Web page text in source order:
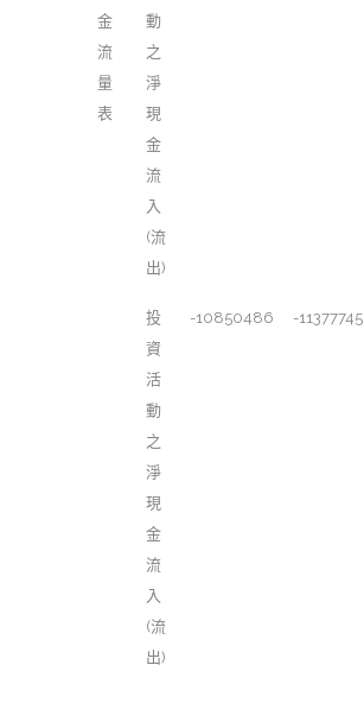
金
流
量
表
動
之
淨
現
金
流
入
(流
出)
投
資
活
動
之
淨
現
金
流
入
(流
出)
-10850486 -11377745